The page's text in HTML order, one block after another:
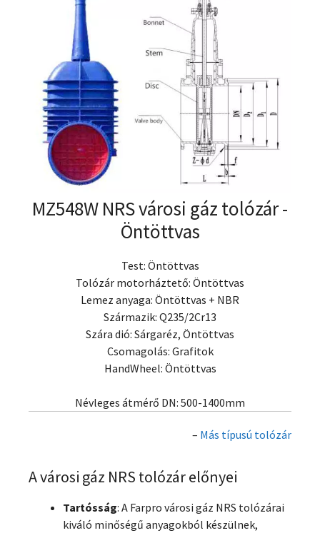
MZ548W NRS városi gáz tolózár -
Öntöttvas
Test: Öntöttvas
Tolózár motorháztető: Öntöttvas
Lemez anyaga: Öntöttvas + NBR
Származik: Q235/2Cr13
Szára dió: Sárgaréz, Öntöttvas
Csomagolás: Grafitok
HandWheel: Öntöttvas
Névleges átmérő DN: 500-1400mm
– Más típusú tolózár
A városi gáz NRS tolózár előnyei
Tartósság: A Farpro városi gáz NRS tolózárai
kiváló minőségű anyagokból készülnek,